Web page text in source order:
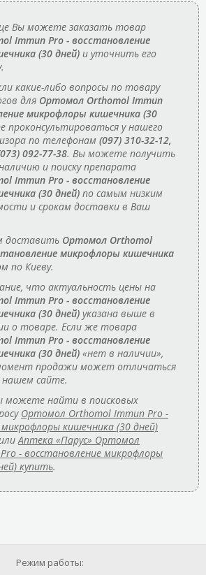
Вы можете заказать товар
Immun Pro - восстановление
(30 дней) и уточнить его
какие-либо вопросы по товару
для Ортомол Orthomol Immun
микрофлоры кишечника (30
у нашего
по телефонам (097) 310-32-12,
092-77-38. Вы можете получить
и поиску препарата
Immun Pro - восстановление
(30 дней) по самым низким
и срокам доставки в Ваш
доставить Ортомол Orthomol
микрофлоры кишечника
по Киеву.
что актуальность цены на
Immun Pro - восстановление
(30 дней) указана выше в
о товаре. Если же товара
Immun Pro - восстановление
(30 дней) «нет в наличии»,
продажи может отличаться
нашем сайте.
можете найти в поисковых
Ортомол Orthomol Immun Pro -
кишечника (30 дней)
Аптека «Парус» Ортомол
- восстановление микрофлоры
купить.
Режим работы: